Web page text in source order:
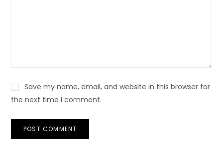
Save my name, email, and website in this browser for
the next time I comment.